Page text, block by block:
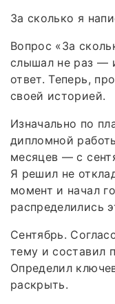
За сколько я
Вопрос «За
слышал не раз —
ответ. Теперь,
своей историей.
Изначально по
дипломной
месяцев — с
Я решил не
момент и начал
распределились
Сентябрь.
тему и составил
Определил
раскрыть.